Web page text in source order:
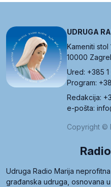
UDRUGA
Kameniti stol
10000
Ured: +385 1
Program:
Redakcija:
e-pošta:
Copyright ©
Udruga Radio Marija
građanska udruga, osnovana